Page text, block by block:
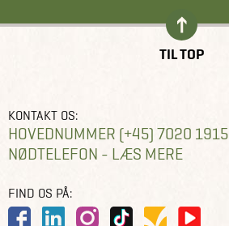
TIL TOP
KONTAKT OS:
HOVEDNUMMER (+45) 7020 1915
NØDTELEFON - LÆS MERE
FIND OS PÅ: